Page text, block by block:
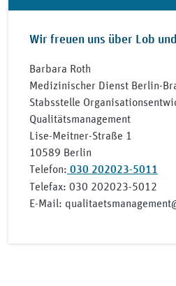
Wir freuen uns über Lob
Barbara Roth
Medizinischer Dienst Berlin-
Stabsstelle
Qualitätsmanagement
Lise-Meitner-Straße 1
10589 Berlin
Telefon: 030 202023-5011
Telefax: 030 202023-5012
E-Mail: